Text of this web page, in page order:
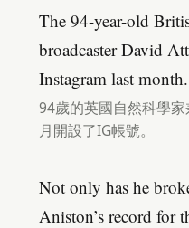
The 94-year-old
broadcaster David
Instagram last month.
94歲的英國自然科學
月開設了IG帳號。
Not only has he
Aniston’s record for